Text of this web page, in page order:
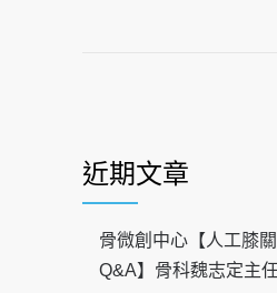
近期文章
骨微創中心【人工膝
Q&A】骨科魏志定主